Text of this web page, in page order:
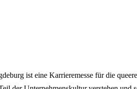
ist eine Karrieremesse für die